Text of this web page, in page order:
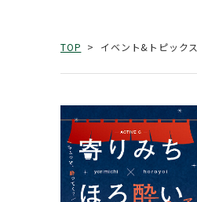
TOP イベント&トピックス